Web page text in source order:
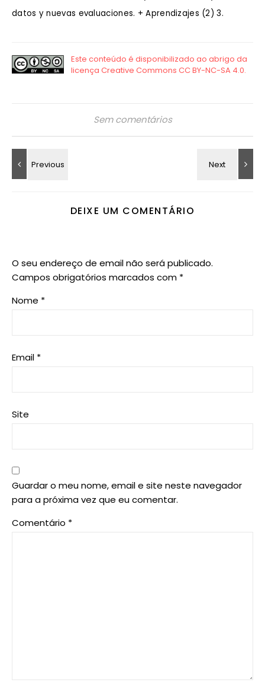
datos y nuevas evaluaciones. + Aprendizajes (2) 3.
Sem comentários
DEIXE UM COMENTÁRIO
O seu endereço de email não será publicado.
Campos obrigatórios marcados com *
Nome *
Email *
Site
Guardar o meu nome, email e site neste navegador
para a próxima vez que eu comentar.
Comentário *